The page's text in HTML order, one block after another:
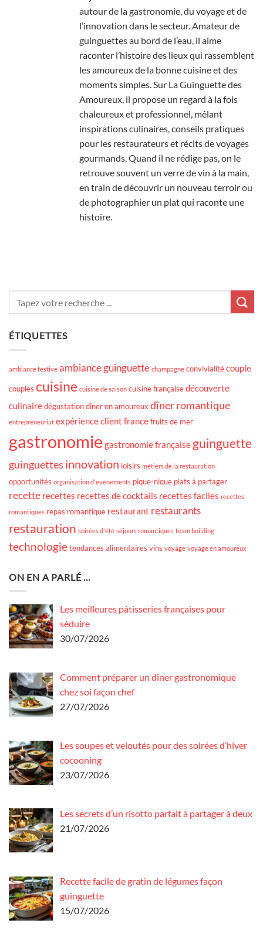
autour de la gastronomie, du voyage et de
l’innovation dans le secteur. Amateur de
guinguettes au bord de l’eau, il aime
raconter l’histoire des lieux qui rassemblent
les amoureux de la bonne cuisine et des
moments simples. Sur La Guinguette des
Amoureux, il propose un regard à la fois
chaleureux et professionnel, mêlant
inspirations culinaires, conseils pratiques
pour les restaurateurs et récits de voyages
gourmands. Quand il ne rédige pas, on le
retrouve souvent un verre de vin à la main,
en train de découvrir un nouveau terroir ou
de photographier un plat qui raconte une
histoire.
ÉTIQUETTES
ambiance festive ambiance guinguette champagne convivialitécouple
couples cuisine cuisine de saison cuisine françaisedécouverte
culinairedégustationdîner en amoureux dîner romantique
entrepreneuriat expérience client francefruits de mer
gastronomie gastronomie française guinguette
guinguettes innovation loisirs métiers de la restauration
opportunités organisation d'événements pique-nique plats à partager
recette recettes recettes de cocktails recettes faciles recettes
romantiques repas romantique restaurant restaurants
restauration soirées d'été séjours romantiques team building
technologietendances alimentaires vins voyage voyage en amoureux
ON EN A PARLÉ …
Les meilleures pâtisseries françaises pour
séduire
30/07/2026
Comment préparer un dîner gastronomique
chez soi façon chef
27/07/2026
Les soupes et veloutés pour des soirées d’hiver
cocooning
23/07/2026
Les secrets d’un risotto parfait à partager à deux
21/07/2026
Recette facile de gratin de légumes façon
guinguette
15/07/2026